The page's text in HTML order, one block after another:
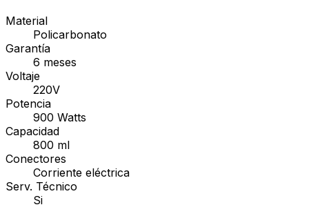
Material
Policarbonato
Garantía
6 meses
Voltaje
220V
Potencia
900 Watts
Capacidad
800 ml
Conectores
Corriente eléctrica
Serv. Técnico
Si